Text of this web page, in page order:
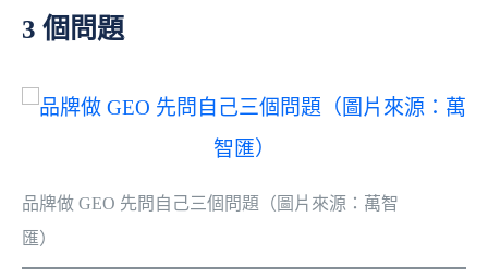
3 個問題
品牌做 GEO 先問自己三個問題（圖片來源：萬智
匯）